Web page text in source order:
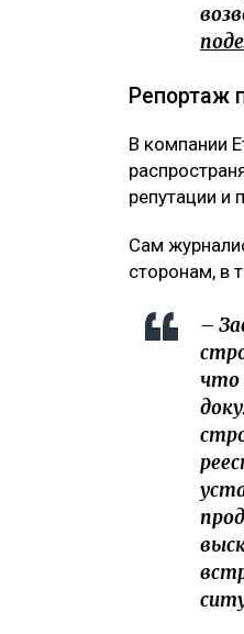
Репортаж
В компании
репутации и
Сам
сторонам, в
–
что